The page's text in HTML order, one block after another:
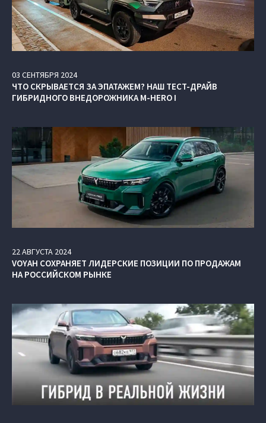
03 СЕНТЯБРЯ 2024
ЧТО СКРЫВАЕТСЯ ЗА ЭПАТАЖЕМ? НАШ ТЕСТ-ДРАЙВ
ГИБРИДНОГО ВНЕДОРОЖНИКА M‑HERO I
22АВГУСТА 2024
VOYAH СОХРАНЯЕТ ЛИДЕРСКИЕ ПОЗИЦИИ ПО ПРОДАЖАМ
НА РОССИЙСКОМ РЫНКЕ